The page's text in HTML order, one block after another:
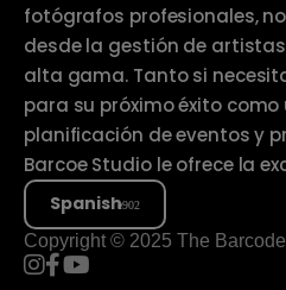
fotógrafos profesionales,
desde la gestión de
alta gama. Tanto si
para su próximo éxito como
planificación de eventos y
Barcoe Studio le ofrece la
Spanish
Copyright © 2025 The